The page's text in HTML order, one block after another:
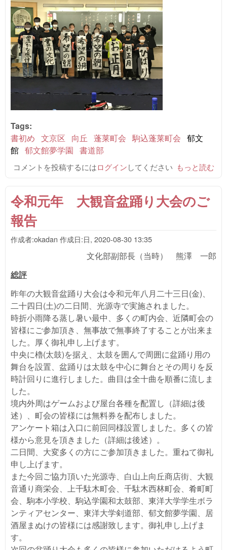
Tags:
書初め 文京区 向丘 蓬莱町会 駒込蓬莱町会 郁文
館 郁文館夢学園 書道部
第7回 小学
について
もっと読む
コメントを投稿するにはログインしてください
令和元年 大観音盆踊り大会のご
報告
作成者:okadan 作成日:日, 2020-08-30 13:35
文化部副部長（当時） 熊澤 一郎
総評
昨年の大観音盆踊り大会は令和元年八月二十三日(金)、
二十四日(土)の二日間、光源寺で実施されました。
時折小雨降る蒸し暑い最中、多くの町内会、近隣町会の
皆様にご参加頂き、無事故で無事終了することが出来ま
した。厚く御礼申し上げます。
中央に櫓(太鼓)を据え、太鼓を囲んで周囲に盆踊り用の
舞台を設置、盆踊りは太鼓を中心に舞台とその周りを反
時計回りに進行しました。曲目は全十曲を順番に流しま
した。
境内外周はゲームおよび屋台各種を配置し（詳細は後
述）、町会の皆様には無料券を配布しました。
アンケート箱は入口に前回同様設置しました。多くの皆
様から意見を頂きました（詳細は後述）。
二日間、大変多くの方にご参加頂きました。重ねて御礼
申し上げます。
また今回ご協力頂いた光源寺、白山上向丘商店街、大観
音通り商栄会、上千駄木町会、千駄木西林町会、肴町町
会、駒本小学校、駒込学園和太鼓部、東洋大学学生ボラ
ンティアセンター、東洋大学剣道部、郁文館夢学園、居
酒屋まぬけの皆様には感謝致します。御礼申し上げま
す。